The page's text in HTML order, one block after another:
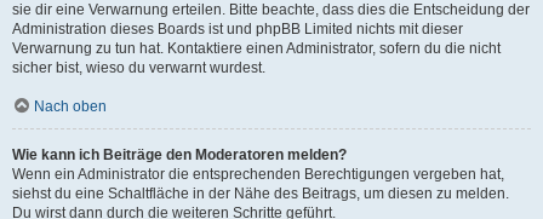
sie dir eine Verwarnung erteilen. Bitte beachte, dass dies die Entscheidung der
Administration dieses Boards ist und phpBB Limited nichts mit dieser
Verwarnung zu tun hat. Kontaktiere einen Administrator, sofern du die nicht
sicher bist, wieso du verwarnt wurdest.
Nach oben
Wie kann ich Beiträge den Moderatoren melden?
Wenn ein Administrator die entsprechenden Berechtigungen vergeben hat,
siehst du eine Schaltfläche in der Nähe des Beitrags, um diesen zu melden.
Du wirst dann durch die weiteren Schritte geführt.